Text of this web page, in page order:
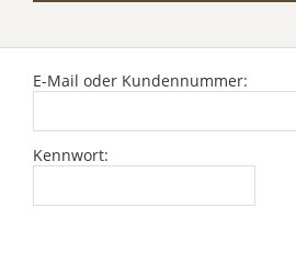
E-Mail oder Kundennummer:
Kennwort: